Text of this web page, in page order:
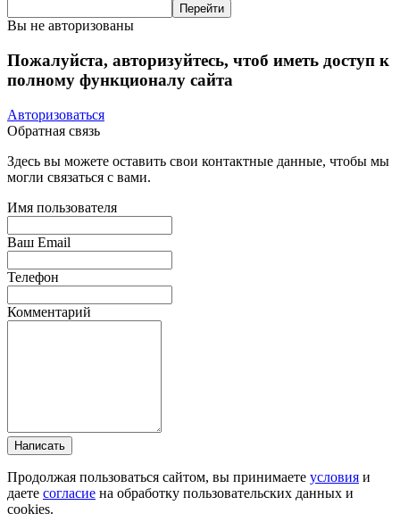
Вы не авторизованы
Пожалуйста, авторизуйтесь, чтоб иметь доступ к
полному функционалу сайта
Авторизоваться
Обратная связь
Здесь вы можете оставить свои контактные данные, чтобы мы
могли связаться с вами.
Имя пользователя
Ваш Email
Телефон
Комментарий
Написать
Продолжая пользоваться сайтом, вы принимаете условия и
даете согласие на обработку пользовательских данных и
cookies.